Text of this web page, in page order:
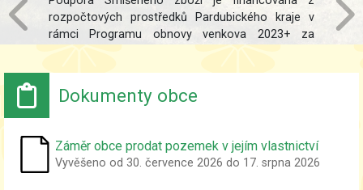
rozpočtových prostředků Pardubického kraje v
rámci Programu obnovy venkova 2023+ za
Dokumenty obce
Záměr obce prodat pozemek v jejím vlastnictví
Vyvěšeno od 30. července 2026 do 17. srpna 2026